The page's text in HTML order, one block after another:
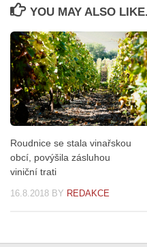
YOU MAY ALSO
Roudnice se stala vinařskou
obcí, povýšila zásluhou
viniční trati
16.8.2018 BY REDAKCE